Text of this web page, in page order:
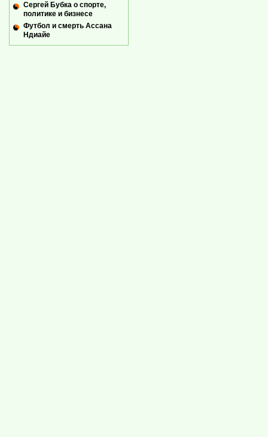
Сергей Бубка о спорте,
политике и бизнесе
Футбол и смерть Ассана
Ндиайе